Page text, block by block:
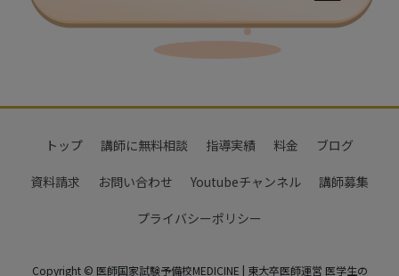
トップ 講師に無料相談 指導実績 料金 ブログ
資料請求 お問い合わせ Youtubeチャンネル 講師募集
プライバシーポリシー
Copyright © 医師国家試験予備校MEDICINE | 東大卒医師運営 医学生の